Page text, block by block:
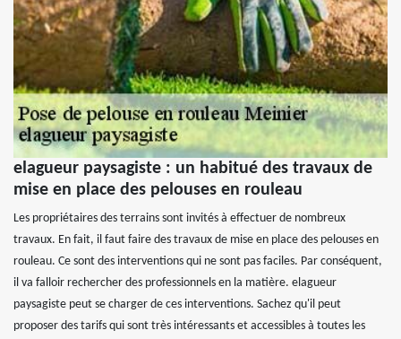
elagueur paysagiste : un habitué des travaux de
mise en place des pelouses en rouleau
Les propriétaires des terrains sont invités à effectuer de nombreux
travaux. En fait, il faut faire des travaux de mise en place des pelouses en
rouleau. Ce sont des interventions qui ne sont pas faciles. Par conséquent,
il va falloir rechercher des professionnels en la matière. elagueur
paysagiste peut se charger de ces interventions. Sachez qu'il peut
proposer des tarifs qui sont très intéressants et accessibles à toutes les